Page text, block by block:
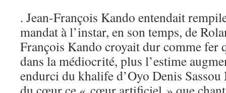
. Jean-François Kando entendait
mandat à l’instar, en son temps, de
François Kando croyait dur comme fer
dans la médiocrité, plus l’estime
endurci du khalife d’Oyo Denis Sassou